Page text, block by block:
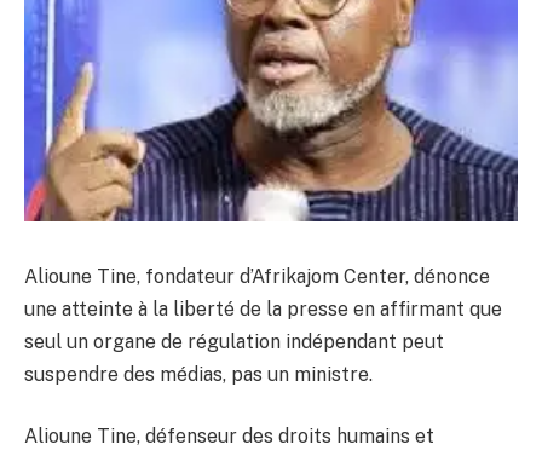
Alioune Tine, fondateur d’Afrikajom Center, dénonce
une atteinte à la liberté de la presse en affirmant que
seul un organe de régulation indépendant peut
suspendre des médias, pas un ministre.
Alioune Tine, défenseur des droits humains et